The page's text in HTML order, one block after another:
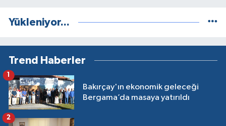
Yükleniyor...
Trend Haberler
Bakırçay'ın ekonomik geleceği
Bergama’da masaya yatırıldı
1
2